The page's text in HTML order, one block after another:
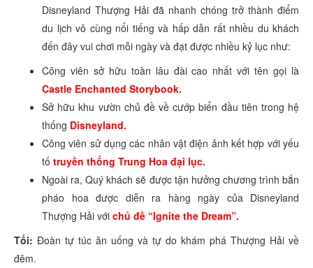
Disneyland Thượng Hải đã nhanh chóng trở thành điểm
du lịch vô cùng nổi tiếng và hấp dẫn rất nhiều du khách
đến đây vui chơi mỗi ngày và đạt được nhiều kỷ lục như:
Công viên sở hữu toàn lâu đài cao nhất với tên gọi là
Castle Enchanted Storybook.
Sở hữu khu vườn chủ đề về cướp biển đầu tiên trong hệ
thống Disneyland.
Công viên sử dụng các nhân vật điện ảnh kết hợp với yếu
tố truyền thống Trung Hoa đại lục.
Ngoài ra, Quý khách sẽ được tận hưởng chương trình bắn
pháo hoa được diễn ra hàng ngày của Disneyland
Thượng Hải với chủ đề “Ignite the Dream”.
Tối: Đoàn tự túc ăn uống và tự do khám phá Thượng Hải về
đêm.